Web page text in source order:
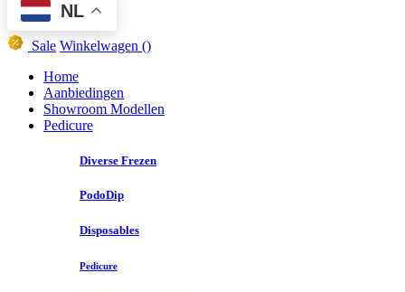
NL
Sale Winkelwagen ()
Home
Aanbiedingen
Showroom Modellen
Pedicure
Diverse Frezen
PodoDip
Disposables
Pedicure